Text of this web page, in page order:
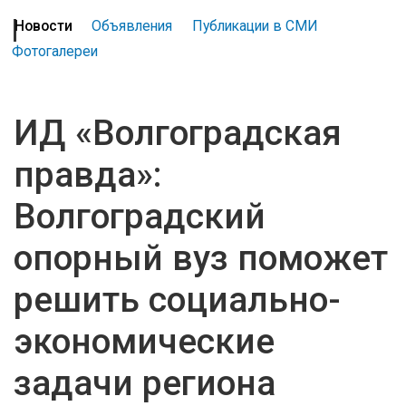
Новости Объявления
Публикации в СМИ
Фотогалереи
ИД «Волгоградская
правда»:
Волгоградский
опорный вуз поможет
решить социально-
экономические
задачи региона